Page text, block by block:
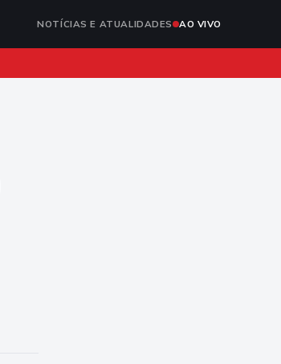
NOTÍCIAS E ATUALIDADES AO VIVO